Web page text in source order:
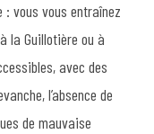
vous vous entraînez
la Guillotière ou à
avec des
l’absence de
de mauvaise